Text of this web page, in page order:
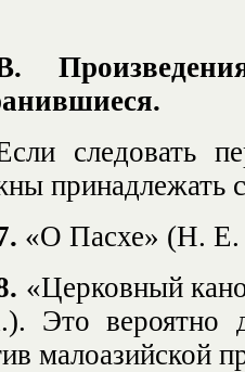
следовать
принадлежать
«О Пасхе» (Н.
«Церковный
Это вероятно
малоазийской